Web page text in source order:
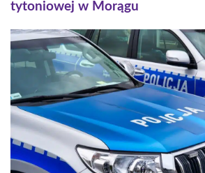
tytoniowej w Morągu